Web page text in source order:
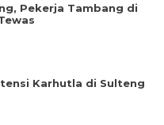
Pekerja Tambang di
Karhutla di Sulteng